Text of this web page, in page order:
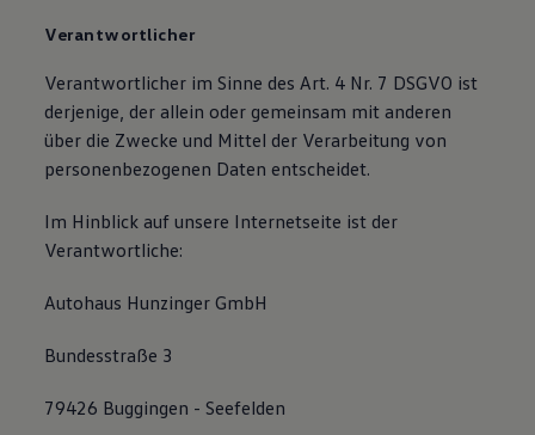
Mehr zum ID. Buzz
California Welt
California Club
California Magazin & Ratgeber
Vanlife
Ratgeber
California Reisen & Erlebnisse
California App
California Lifestyle & Zubehör
Marke
Karriere im Unternehmen
Nachhaltigkeit
Verantwortlicher
Verantwortlicher im Sinne des Art. 4 Nr. 7 DSGVO ist
derjenige, der allein oder gemeinsam mit anderen
über die Zwecke und Mittel der Verarbeitung von
personenbezogenen Daten entscheidet.
Im Hinblick auf unsere Internetseite ist der
Verantwortliche:
Autohaus Hunzinger GmbH
Bundesstraße 3
79426 Buggingen - Seefelden